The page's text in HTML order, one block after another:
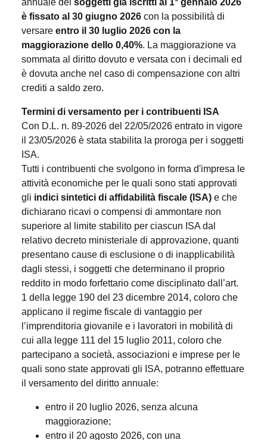
è fissato al 30 giugno 2026 con la possibilità di
versare entro il 30 luglio 2026 con la
maggiorazione dello 0,40%. La maggiorazione va
sommata al diritto dovuto e versata con i decimali ed
è dovuta anche nel caso di compensazione con altri
crediti a saldo zero.
Termini di versamento per i contribuenti ISA
Con D.L. n. 89-2026 del 22/05/2026 entrato in vigore
il 23/05/2026 è stata stabilita la proroga per i soggetti
ISA.
Tutti i contribuenti che svolgono in forma d'impresa le
attività economiche per le quali sono stati approvati
gli indici sintetici di affidabilità fiscale (ISA) e che
dichiarano ricavi o compensi di ammontare non
superiore al limite stabilito per ciascun ISA dal
relativo decreto ministeriale di approvazione, quanti
presentano cause di esclusione o di inapplicabilità
dagli stessi, i soggetti che determinano il proprio
reddito in modo forfettario come disciplinato dall’art.
1 della legge 190 del 23 dicembre 2014, coloro che
applicano il regime fiscale di vantaggio per
l’imprenditoria giovanile e i lavoratori in mobilità di
cui alla legge 111 del 15 luglio 2011, coloro che
partecipano a società, associazioni e imprese per le
quali sono state approvati gli ISA, potranno effettuare
il versamento del diritto annuale:
entro il 20 luglio 2026, senza alcuna
maggiorazione;
entro il 20 agosto 2026, con una